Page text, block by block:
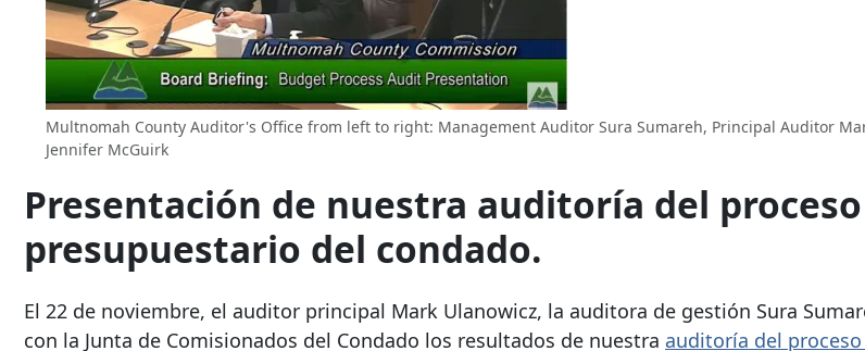
Multnomah County Auditor's Office from left to right: Management Auditor Sura Sumareh, Principal Auditor
Jennifer McGuirk
Presentación de nuestra auditoría del proceso
presupuestario del condado.
El 22 de noviembre, el auditor principal Mark Ulanowicz, la auditora de gestión Sura
con la Junta de Comisionados del Condado los resultados de nuestra auditoría del